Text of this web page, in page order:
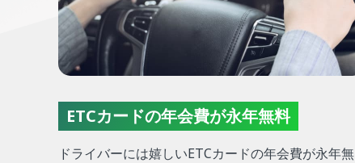
ETCカードの年会費が永年無料
ドライバーには嬉しいETCカードの年会費が永年無